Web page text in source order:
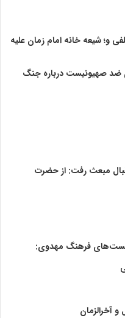
و؛ شیعه خانه امام زمان علیه
ضد صهیونیست درباره جنگ
مبعث رفت: از حضرت
فرهنگ مهدوی:‌
آخرالزمان